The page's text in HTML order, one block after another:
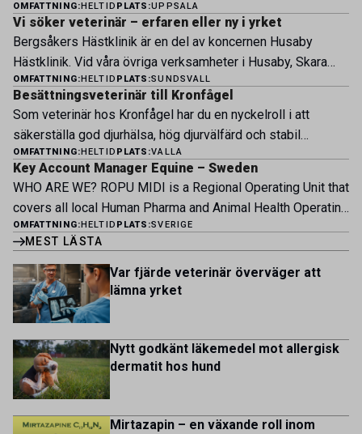
nu sin specialistverksamhet och söker legitimerade
veterinärer med specialistkompetens som vill vara med
och forma vårt nästa kapitel. Hos oss möter du ett
engagerat team, moderna faciliteter och verkliga
möjligheter att bedriva avancerad djursjukvård. Vad vi
erbjuder Särskilt meriterande: […]
OMFATTNING:HELTID PLATS:UPPSALA
Vi söker veterinär – erfaren eller ny i yrket
Bergsåkers Hästklinik är en del av koncernen Husaby
Hästklinik. Vid våra övriga verksamheter i Husaby, Skara
och Bjertorp jobbar idag ett 60-tal medarbetare. Om kliniken
Bergsåkers Hästklinik bedriver veterinärverksamhet i en
modern klinik vid Bergsåkers travbana, Sundsvall. Vi
erbjuder ett mångfasetterat utbud av undersökningar och
behandlingar i välutrustade lokaler. Vi har cirka 7 500
patienter […]
OMFATTNING:HELTID PLATS:SUNDSVALL
Besättningsveterinär till Kronfågel
Som veterinär hos Kronfågel har du en nyckelroll i att
säkerställa god djurhälsa, hög djurvälfärd och stabil
produktion genom hela värdekedjan. Du arbetar nära våra
kontrakterade uppfödare och tillsammans med kollegor
inom produktion, kläckeri, slakt och kvalitet. Rollen präglas
av proaktivt arbete, kunskapsdelning och kontinuerlig
utveckling, där du bidrar till att stärka svensk
kycklingproduktion – […]
OMFATTNING:HELTID PLATS:VALLA
Key Account Manager Equine – Sweden
WHO ARE WE? ROPU MIDI is a Regional Operating Unit that
covers all local Human Pharma and Animal Health Operating
Units across Belgium, Denmark, Norway, Finland, Greece,
Portugal, Sweden, and The Netherlands. MIDI has a
multicultural and diverse work environment. More than
1.800 employees are striving to work together to improve
lives for patients and […]
OMFATTNING:HELTID PLATS:SVERIGE
MEST LÄSTA
Var fjärde veterinär överväger att
lämna yrket
Nytt godkänt läkemedel mot allergisk
dermatit hos hund
Mirtazapin – en växande roll inom